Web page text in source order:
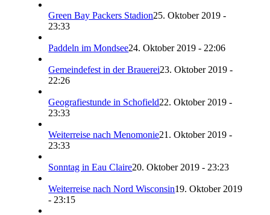
Green Bay Packers Stadion25. Oktober 2019 -
23:33
Paddeln im Mondsee24. Oktober 2019 - 22:06
Gemeindefest in der Brauerei23. Oktober 2019 -
22:26
Geografiestunde in Schofield22. Oktober 2019 -
23:33
Weiterreise nach Menomonie21. Oktober 2019 -
23:33
Sonntag in Eau Claire20. Oktober 2019 - 23:23
Weiterreise nach Nord Wisconsin19. Oktober 2019
- 23:15